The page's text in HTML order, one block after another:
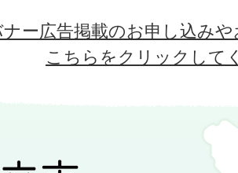
ー広告掲載のお申し込み
こちらをクリックして